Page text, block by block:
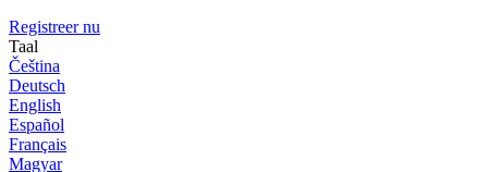
Registreer nu
Taal
Čeština
Deutsch
English
Español
Français
Magyar